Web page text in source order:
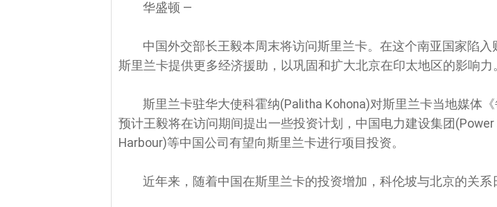
华盛顿 —
中国外交部长王毅本周末将访问斯里兰卡。在这个南亚国家陷
斯里兰卡提供更多经济援助，以巩固和扩大北京在印太地区的影响力
斯里兰卡驻华大使科霍纳(Palitha Kohona)对斯里兰卡当地媒体
预计王毅将在访问期间提出一些投资计划，中国电力建设集团(Power
Harbour)等中国公司有望向斯里兰卡进行项目投资。
近年来，随着中国在斯里兰卡的投资增加，科伦坡与北京的关系